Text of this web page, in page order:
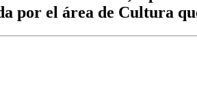
por el área de Cultura